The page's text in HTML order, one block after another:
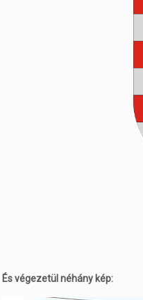
És végezetül néhány kép: